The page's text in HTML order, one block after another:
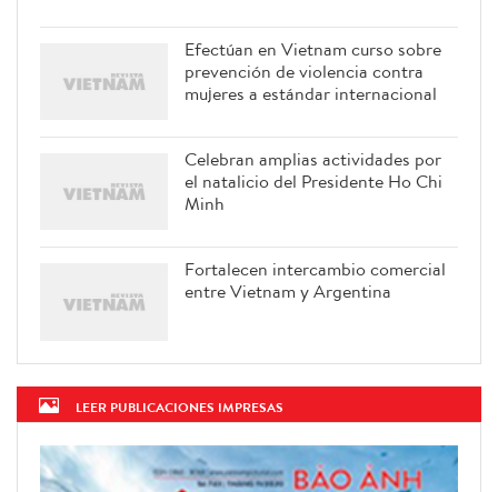
Efectúan en Vietnam curso sobre
prevención de violencia contra
mujeres a estándar internacional
Celebran amplias actividades por
el natalicio del Presidente Ho Chi
Minh
Fortalecen intercambio comercial
entre Vietnam y Argentina
LEER PUBLICACIONES IMPRESAS